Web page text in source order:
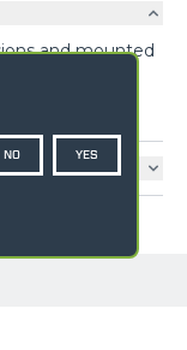
and mounted
visibility for
NO YES